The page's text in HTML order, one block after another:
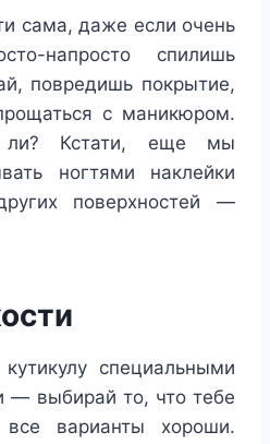
сама, даже если очень
напросто спилишь
повредишь покрытие,
с маникюром.
Кстати, еще мы
ногтями наклейки
поверхностей —
специальными
— выбирай то, что тебе
варианты хороши.